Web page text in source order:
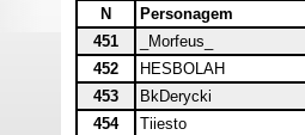
N
Personagem
451
_Morfeus_
452
HESBOLAH
453
BkDerycki
454
Tiiesto